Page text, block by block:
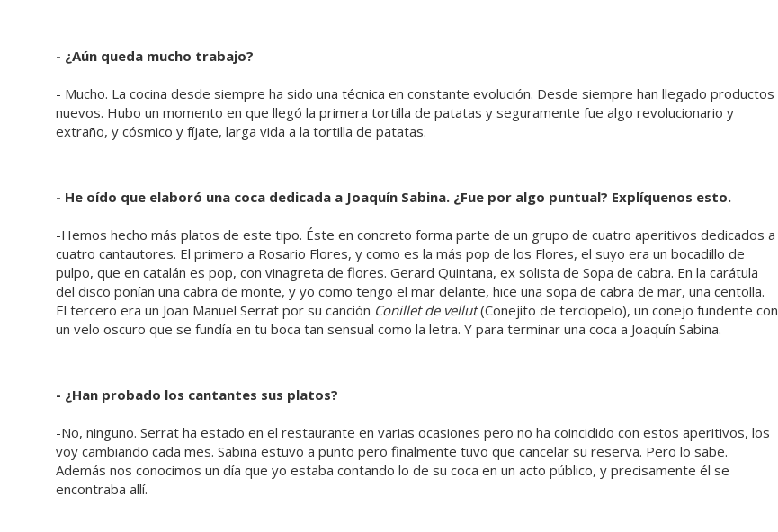
- ¿Aún queda mucho trabajo?
- Mucho. La cocina desde siempre ha sido una técnica en constante evolución. Desde siempre han llegado productos
nuevos. Hubo un momento en que llegó la primera tortilla de patatas y seguramente fue algo revolucionario y
extraño, y cósmico y fíjate, larga vida a la tortilla de patatas.
- He oído que elaboró una coca dedicada a Joaquín Sabina. ¿Fue por algo puntual? Explíquenos esto.
-Hemos hecho más platos de este tipo. Éste en concreto forma parte de un grupo de cuatro aperitivos dedicados a
cuatro cantautores. El primero a Rosario Flores, y como es la más pop de los Flores, el suyo era un bocadillo de
pulpo, que en catalán es pop, con vinagreta de flores. Gerard Quintana, ex solista de Sopa de cabra. En la carátula
del disco ponían una cabra de monte, y yo como tengo el mar delante, hice una sopa de cabra de mar, una centolla.
El tercero era un Joan Manuel Serrat por su canción Conillet de vellut(Conejito de terciopelo), un conejo fundente con
un velo oscuro que se fundía en tu boca tan sensual como la letra. Y para terminar una coca a Joaquín Sabina.
- ¿Han probado los cantantes sus platos?
-No, ninguno. Serrat ha estado en el restaurante en varias ocasiones pero no ha coincidido con estos aperitivos, los
voy cambiando cada mes. Sabina estuvo a punto pero finalmente tuvo que cancelar su reserva. Pero lo sabe.
Además nos conocimos un día que yo estaba contando lo de su coca en un acto público, y precisamente él se
encontraba allí.